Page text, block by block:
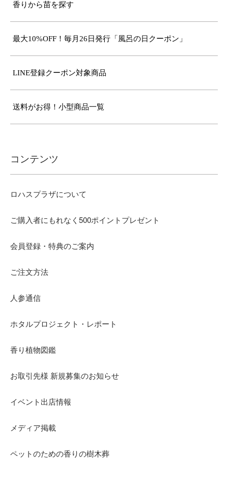
香りから苗を探す
最大10%OFF！毎月26日発行「風呂の日クーポン」
LINE登録クーポン対象商品
送料がお得！小型商品一覧
コンテンツ
ロハスプラザについて
ご購入者にもれなく500ポイントプレゼント
会員登録・特典のご案内
ご注文方法
人参通信
ホタルプロジェクト・レポート
香り植物図鑑
お取引先様 新規募集のお知らせ
イベント出店情報
メディア掲載
ペットのための香りの樹木葬